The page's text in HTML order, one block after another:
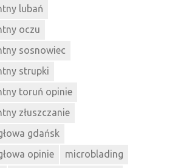
lubań
oczu
sosnowiec
strupki
toruń opinie
złuszczanie
gdańsk
opinie
microblading